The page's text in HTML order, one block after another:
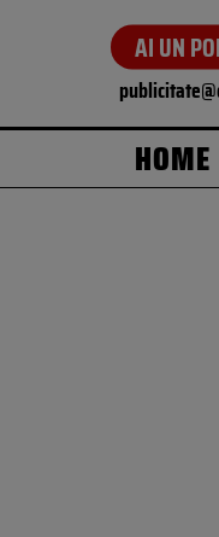
AI UN
HOME